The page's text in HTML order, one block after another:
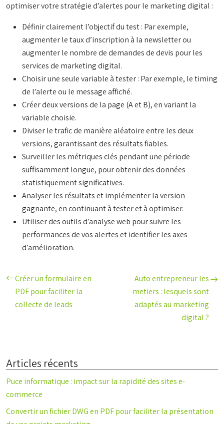
optimiser votre stratégie d’alertes pour le marketing digital :
Définir clairement l’objectif du test : Par exemple,
augmenter le taux d’inscription à la newsletter ou
augmenter le nombre de demandes de devis pour les
services de marketing digital.
Choisir une seule variable à tester : Par exemple, le timing
de l’alerte ou le message affiché.
Créer deux versions de la page (A et B), en variant la
variable choisie.
Diviser le trafic de manière aléatoire entre les deux
versions, garantissant des résultats fiables.
Surveiller les métriques clés pendant une période
suffisamment longue, pour obtenir des données
statistiquement significatives.
Analyser les résultats et implémenter la version
gagnante, en continuant à tester et à optimiser.
Utiliser des outils d’analyse web pour suivre les
performances de vos alertes et identifier les axes
d’amélioration.
Créer un formulaire en
PDF pour faciliter la
collecte de leads
Auto entrepreneur les
metiers : lesquels sont
adaptés au marketing
digital ?
Articles récents
Puce informatique : impact sur la rapidité des sites e-
commerce
Convertir un fichier DWG en PDF pour faciliter la présentation